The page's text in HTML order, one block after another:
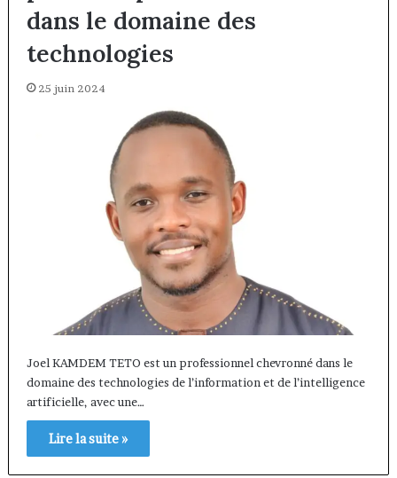
dans le domaine des
technologies
25 juin 2024
Joel KAMDEM TETO est un professionnel chevronné dans le
domaine des technologies de l’information et de l’intelligence
artificielle, avec une…
Lire la suite »